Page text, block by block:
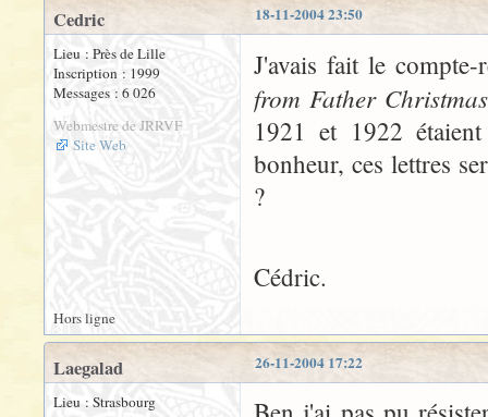
18-11-2004 23:50
Cedric
Lieu : Près de Lille
Inscription : 1999
Messages : 6 026
Webmestre de JRRVF
Site Web
J'avais fait le
from Father Christmas
1921 et 1922
bonheur, ces lettres
?
Cédric.
Hors ligne
26-11-2004 17:22
Laegalad
Lieu : Strasbourg